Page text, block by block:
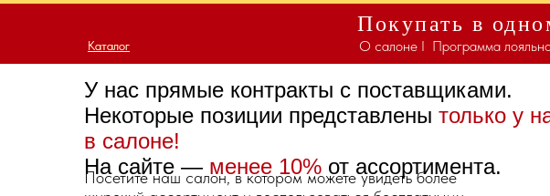
Покупать в
Каталог
Каталог Программа
О салоне I
У нас прямые контракты с поставщиками.
Некоторые позиции представлены только у
в салоне!
На сайте — менее 10% от ассортимента.
Посетите наш салон, в котором можете увидеть более